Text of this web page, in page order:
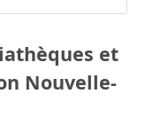
et
Nouvelle-